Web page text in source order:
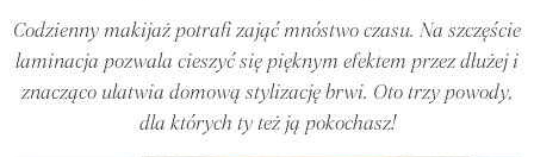
Codzienny makijaż potrafi zająć mnóstwo czasu. Na szczęście
laminacja pozwala cieszyć się pięknym efektem przez dłużej i
znacząco ułatwia domową stylizację brwi. Oto trzy powody,
dla których ty też ją pokochasz!